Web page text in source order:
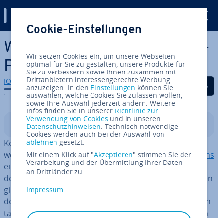
Zum Haupt­in­halt springen
WordPress: Kon­takt­for­mu­lar-
Plugins im Vergleich
IONOS Redaktion
25.03.2025
Auf Facebook teilen
Auf Twitter teilen
Auf LinkedIn
In­halts­ver­zeich­nis
Kon­takt­auf­nah­me ist häufig eines der obersten Ziele,
wenn es um die Kon­zep­ti­on desUser-Ex­pe­ri­ence-Designs
einer Webseite geht. Der di­rek­tes­te Weg ist dabei meist
der über ein Kon­takt­for­mu­lar. Für WordPress-Webseiten
gibt es mitt­ler­wei­le unzählige Formular-Plugins, mit
denen Sie einfach und un­kom­pli­ziert ein WordPress-Kon­
takt­for­mu­lar erstellen können. Doch welche Funk­tio­nen
Cookie-Einstellungen
Wir setzen Cookies ein, um unsere Webseiten
optimal für Sie zu gestalten, unsere Produkte für
Sie zu verbessern sowie Ihnen zusammen mit
Drittanbietern interessengerechte Werbung
anzuzeigen. In den Einstellungen können Sie
auswählen, welche Cookies Sie zulassen wollen,
sowie Ihre Auswahl jederzeit ändern. Weitere
Infos finden Sie in unserer Richtlinie zur
Verwendung von Cookies und in unseren
Datenschutzhinweisen. Technisch notwendige
Cookies werden auch bei der Auswahl von
ablehnen gesetzt.
Mit einem Klick auf "Akzeptieren" stimmen Sie der
Verarbeitung und der Übermittlung Ihrer Daten
an Drittländer zu.
Impressum